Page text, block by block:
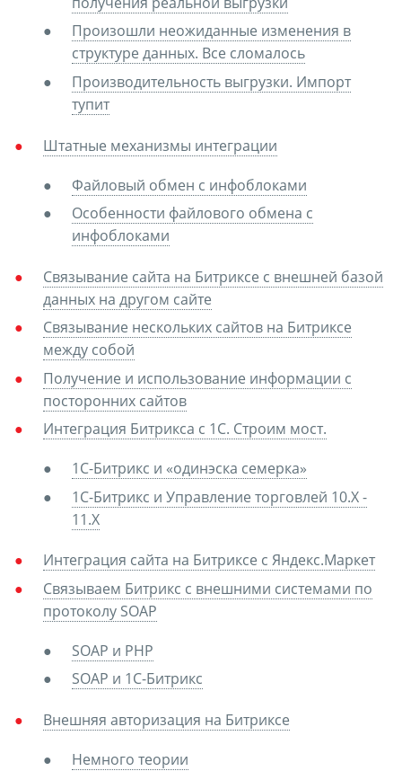
Произошли неожиданные изменения в
структуре данных. Все сломалось
Производительность выгрузки. Импорт
тупит
Штатные механизмы интеграции
Файловый обмен с инфоблоками
Особенности файлового обмена с
инфоблоками
Связывание сайта на Битриксе с внешней базой
данных на другом сайте
Связывание нескольких сайтов на Битриксе
между собой
Получение и использование информации с
посторонних сайтов
Интеграция Битрикса с 1С. Строим мост.
1С-Битрикс и «одинэска семерка»
1С-Битрикс и Управление торговлей 10.X -
11.X
Интеграция сайта на Битриксе с Яндекс.Маркет
Связываем Битрикс с внешними системами по
протоколу SOAP
SOAP и PHP
SOAP и 1С-Битрикс
Внешняя авторизация на Битриксе
Немного теории